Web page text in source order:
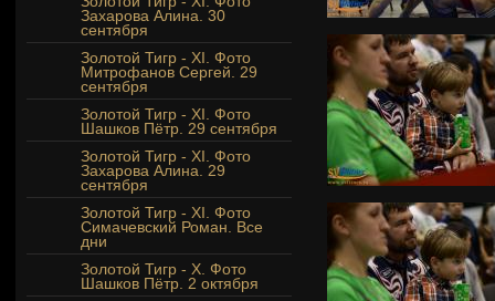
Захарова Алина. 30
сентября
Золотой Тигр - XI. Фото
Митрофанов Сергей. 29
сентября
Золотой Тигр - XI. Фото
Шашков Пётр. 29 сентября
Золотой Тигр - XI. Фото
Захарова Алина. 29
сентября
Золотой Тигр - XI. Фото
Симачевский Роман. Все
дни
Золотой Тигр - Х. Фото
Шашков Пётр. 2 октября